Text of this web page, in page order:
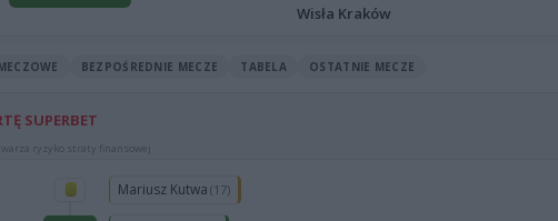
Wisła Kraków
BEZPOŚREDNIE MECZE TABELA OSTATNIE MECZE
SUPERBET
ryzyko straty finansowej.
Mariusz Kutwa (17)